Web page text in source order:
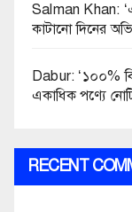
Salman Khan:
কাটানো দিনের
Dabur: ‘১০০%
একাধিক পণ্যে
RECENT